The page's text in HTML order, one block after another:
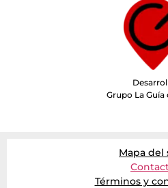
Grupo La Guía
Mapa del
Términos y